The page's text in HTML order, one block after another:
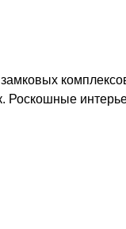
Роскошные